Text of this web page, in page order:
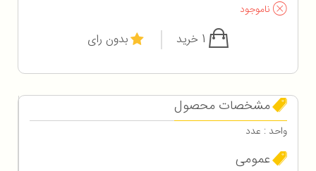
ناموجود
بدون رای
مشخصات محصول
واحد : عدد
عمومی